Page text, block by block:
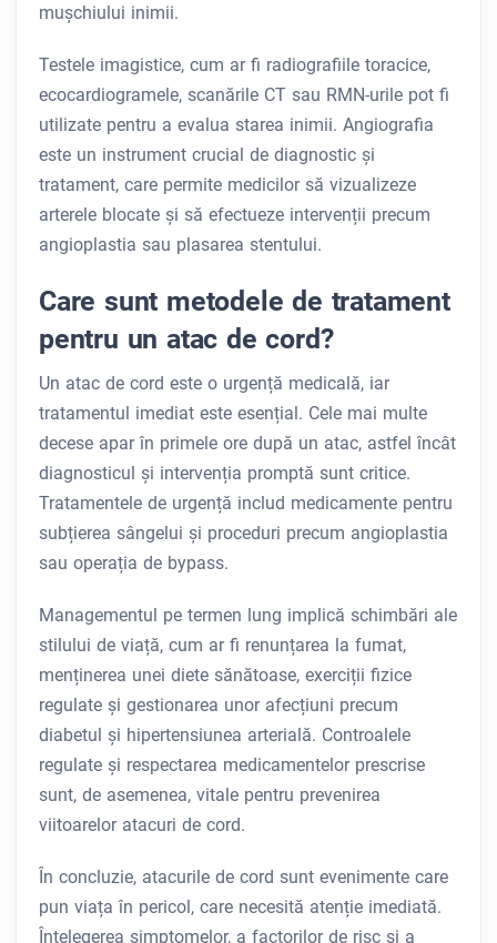
mușchiului inimii.
Testele imagistice, cum ar fi radiografiile toracice,
ecocardiogramele, scanările CT sau RMN-urile pot fi
utilizate pentru a evalua starea inimii. Angiografia
este un instrument crucial de diagnostic și
tratament, care permite medicilor să vizualizeze
arterele blocate și să efectueze intervenții precum
angioplastia sau plasarea stentului.
Care sunt metodele de tratament
pentru un atac de cord?
Un atac de cord este o urgență medicală, iar
tratamentul imediat este esențial. Cele mai multe
decese apar în primele ore după un atac, astfel încât
diagnosticul și intervenția promptă sunt critice.
Tratamentele de urgență includ medicamente pentru
subțierea sângelui și proceduri precum angioplastia
sau operația de bypass.
Managementul pe termen lung implică schimbări ale
stilului de viață, cum ar fi renunțarea la fumat,
menținerea unei diete sănătoase, exerciții fizice
regulate și gestionarea unor afecțiuni precum
diabetul și hipertensiunea arterială. Controalele
regulate și respectarea medicamentelor prescrise
sunt, de asemenea, vitale pentru prevenirea
viitoarelor atacuri de cord.
În concluzie, atacurile de cord sunt evenimente care
pun viața în pericol, care necesită atenție imediată.
Înțelegerea simptomelor, a factorilor de risc și a